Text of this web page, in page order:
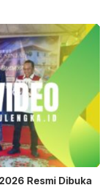
Resmi Dibuka